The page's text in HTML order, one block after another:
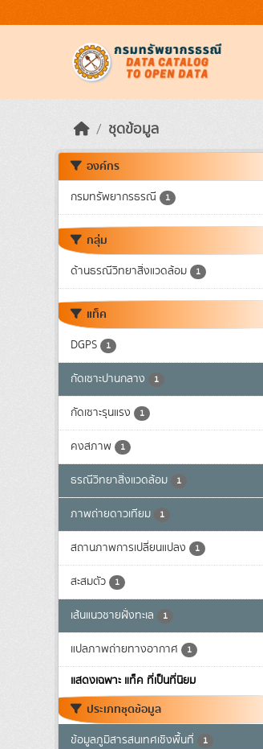
ชุดข้อมูล
องค์กร
กรมทรัพยากรธรณี 1
กลุ่ม
ด้านธรณีวิทยาสิ่งแวดล้อม 1
แท็ค
DGPS 1
กัดเซาะปานกลาง 1
กัดเซาะรุนแรง 1
คงสภาพ 1
ธรณีวิทยาสิ่งแวดล้อม 1
ภาพถ่ายดาวเทียม 1
สถานภาพการเปลี่ยนแปลง 1
สะสมตัว 1
เส้นแนวชายฝั่งทะเล 1
แปลภาพถ่ายทางอากาศ 1
แสดงเฉพาะ แท็ค ที่เป็นที่นิยม
ประเภทชุดข้อมูล
ข้อมูลภูมิสารสนเทศเชิงพื้นที่ 1